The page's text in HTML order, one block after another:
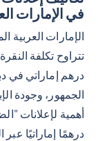
في الإمارات
الإمارات العربية
درهم إماراتي في
الجمهور، وجودة
درهمًا إماراتيًا